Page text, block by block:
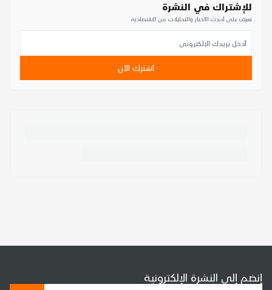
للإشتراك في النشرة
تعرف على أحدث الأخبار والتحليلات من الاقتصادية
اشترك الآن
إنضم إلى النشرة الإلكترونية